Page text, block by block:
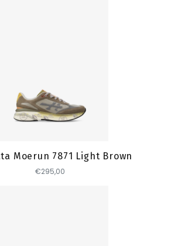
Toevoegen
Moerun 7871 Light Brown
€295,00